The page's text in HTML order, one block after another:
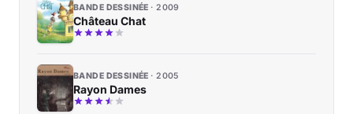
BANDE DESSINÉE 2009
Château Chat
BANDE DESSINÉE 2005
Rayon Dames